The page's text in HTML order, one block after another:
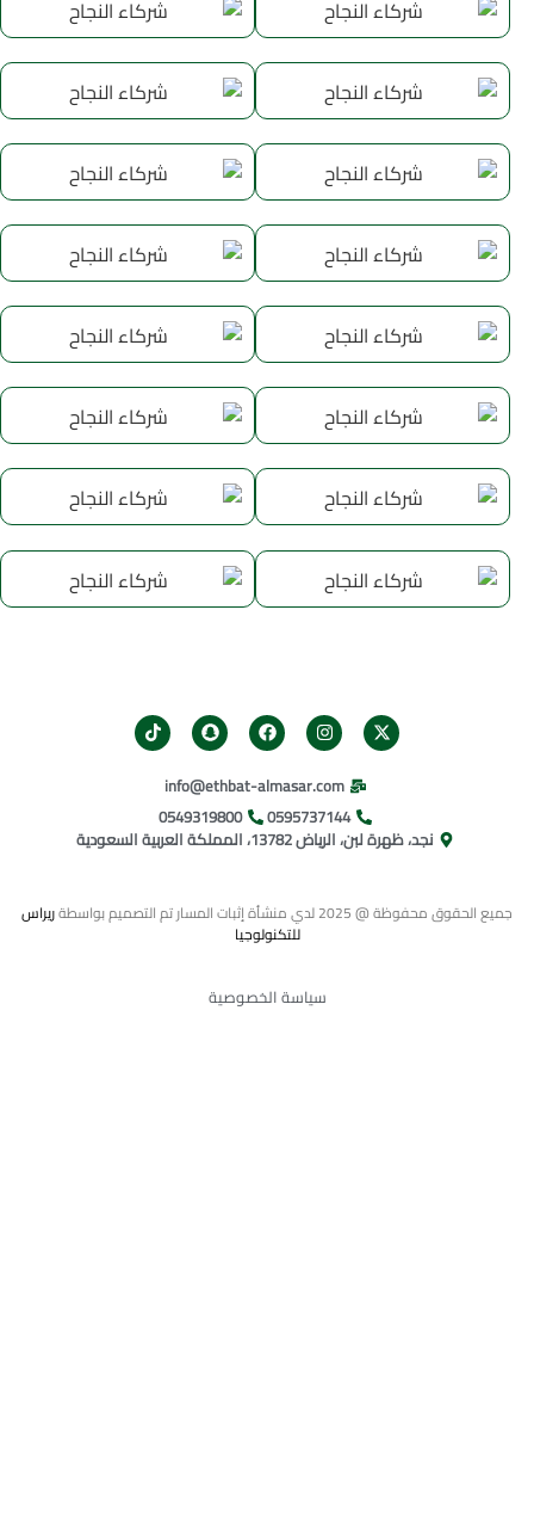
info@ethbat-almasar.com
0595737144
0549319800​
نجد، ظهرة لبن، الرياض 13782، المملكة العربية السعودية
جميع الحقوق محفوظة @ 2025 لدي منشأة إثبات المسار تم التصميم بواسطة ريراس
للتكنولوجيا
سياسة الخصوصية